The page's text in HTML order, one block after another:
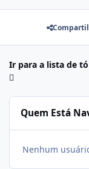
Ir para a lista de
Quem Está
Nenhum